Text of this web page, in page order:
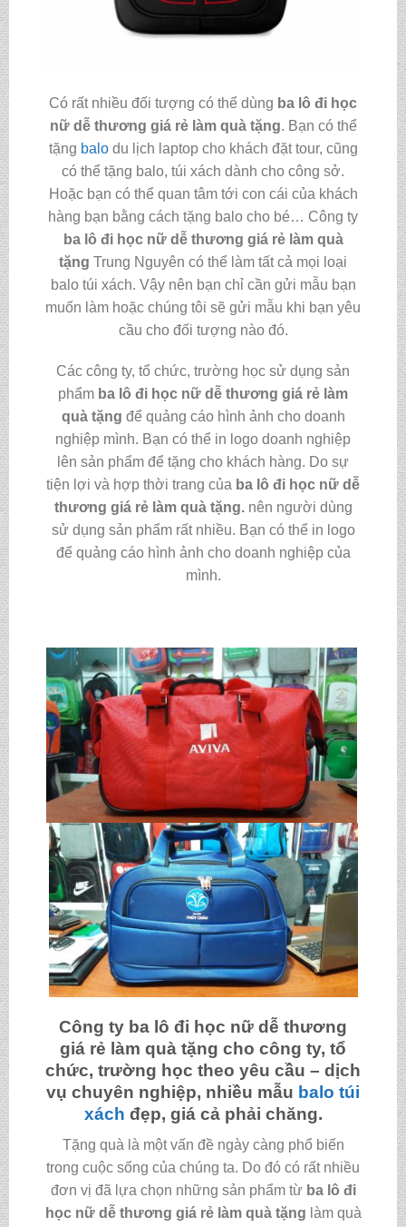
Có rất nhiều đối tượng có thể dùng ba lô đi học
nữ dễ thương giá rẻ làm quà tặng. Bạn có thể
tặng balodu lịch laptop cho khách đặt tour, cũng
có thể tặng balo, túi xách dành cho công sở.
Hoặc bạn có thể quan tâm tới con cái của khách
hàng bạn bằng cách tặng balo cho bé… Công ty
ba lô đi học nữ dễ thương giá rẻ làm quà
tặng Trung Nguyên có thể làm tất cả mọi loại
balo túi xách. Vậy nên bạn chỉ cần gửi mẫu bạn
muốn làm hoặc chúng tôi sẽ gửi mẫu khi bạn yêu
cầu cho đối tượng nào đó.
Các công ty, tổ chức, trường học sử dụng sản
phẩm ba lô đi học nữ dễ thương giá rẻ làm
quà tặng để quảng cáo hình ảnh cho doanh
nghiệp mình. Bạn có thể in logo doanh nghiệp
lên sản phẩm để tặng cho khách hàng. Do sự
tiện lợi và hợp thời trang của ba lô đi học nữ dễ
thương giá rẻ làm quà tặng. nên người dùng
sử dụng sản phẩm rất nhiều. Bạn có thể in logo
để quảng cáo hình ảnh cho doanh nghiệp của
mình.
Công ty ba lô đi học nữ dễ thương
giá rẻ làm quà tặng cho công ty, tổ
chức, trường học theo yêu cầu – dịch
vụ chuyên nghiệp, nhiều mẫu balo túi
xách đẹp, giá cả phải chăng.
Tặng quà là một vấn đề ngày càng phổ biến
trong cuộc sống của chúng ta. Do đó có rất nhiều
đơn vị đã lựa chọn những sản phẩm từ ba lô đi
học nữ dễ thương giá rẻ làm quà tặng làm quà